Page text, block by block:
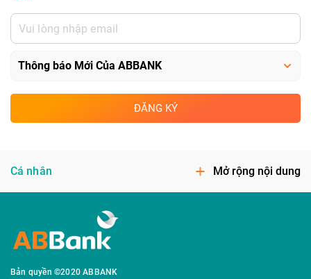
ĐĂNG KÝ
Cá nhân Mở rộng nội dung
Bản quyền ©2020 ABBANK